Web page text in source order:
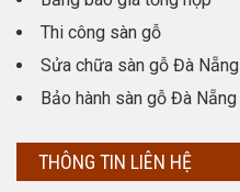
Thi công sàn gỗ
Sửa chữa sàn gỗ Đà Nẵng
Bảo hành sàn gỗ Đà Nẵng
THÔNG TIN LIÊN HỆ